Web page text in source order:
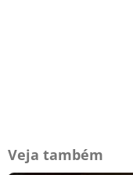
Veja também